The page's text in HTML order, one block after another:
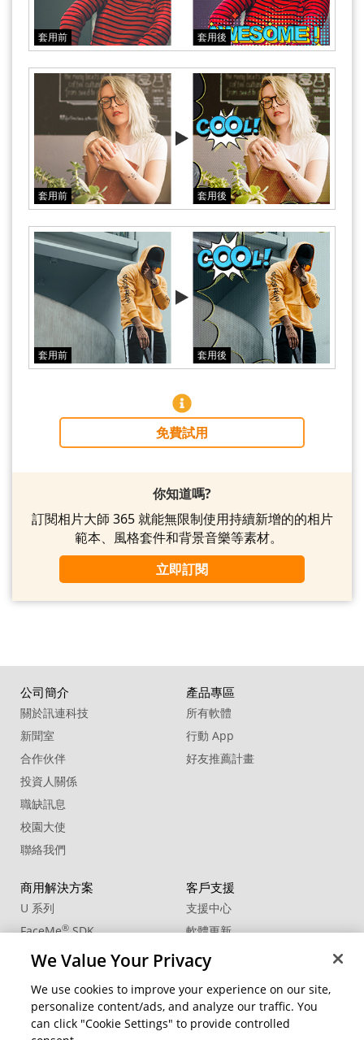
套用前 套用後
套用前 套用後
套用前 套用後
免費試用
你知道嗎?
訂閱相片大師 365 就能無限制使用持續新增的的相片
範本、風格套件和背景音樂等素材。
立即訂閱
公司簡介
關於訊連科技
新聞室
合作伙伴
投資人關係
職缺訊息
校園大使
聯絡我們
產品專區
所有軟體
行動 App
好友推薦計畫
商用解決方案
U 系列
FaceMe®SDK
客戶支援
支援中心
軟體更新
教學中心
社群資源
會員專區
變更地區
We Value Your Privacy
We use cookies to improve your experience on our site,
personalize content/ads, and analyze our traffic. You
can click "Cookie Settings" to provide controlled